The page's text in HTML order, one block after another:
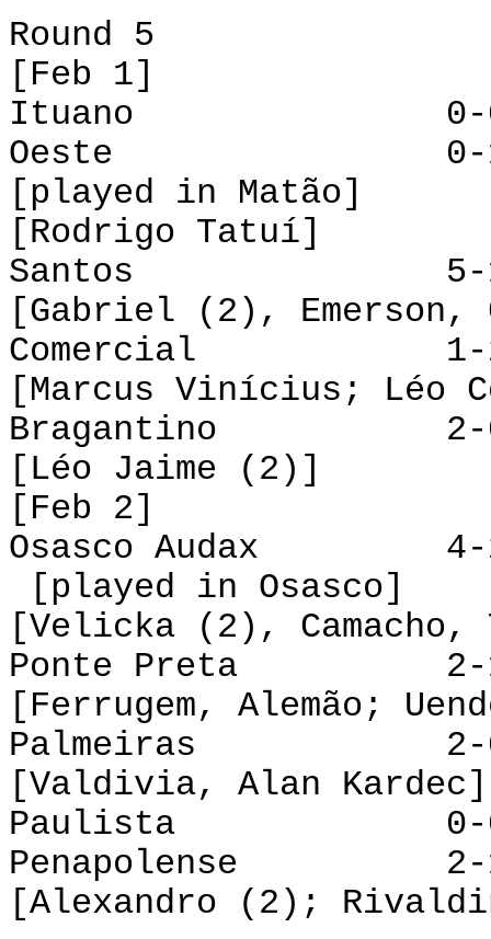
Round 5
[Feb 1]
Ituano 0-0
Oeste
[played in Matão]
[Rodrigo Tatuí]
Santos 5-1
[Gabriel (2), Emerson,
Comercial 1-2
[Marcus Vinícius; Léo
Bragantino 2-0
[Léo Jaime (2)]
[Feb 2]
Osasco
[played in Osasco]
[Velicka (2),
Ponte Preta 2-1
[Ferrugem, Alemão;
Palmeiras 2-0
[Valdivia, Alan Kardec]
Paulista 0-0 XV
Penapolense 2-1
[Alexandro (2);